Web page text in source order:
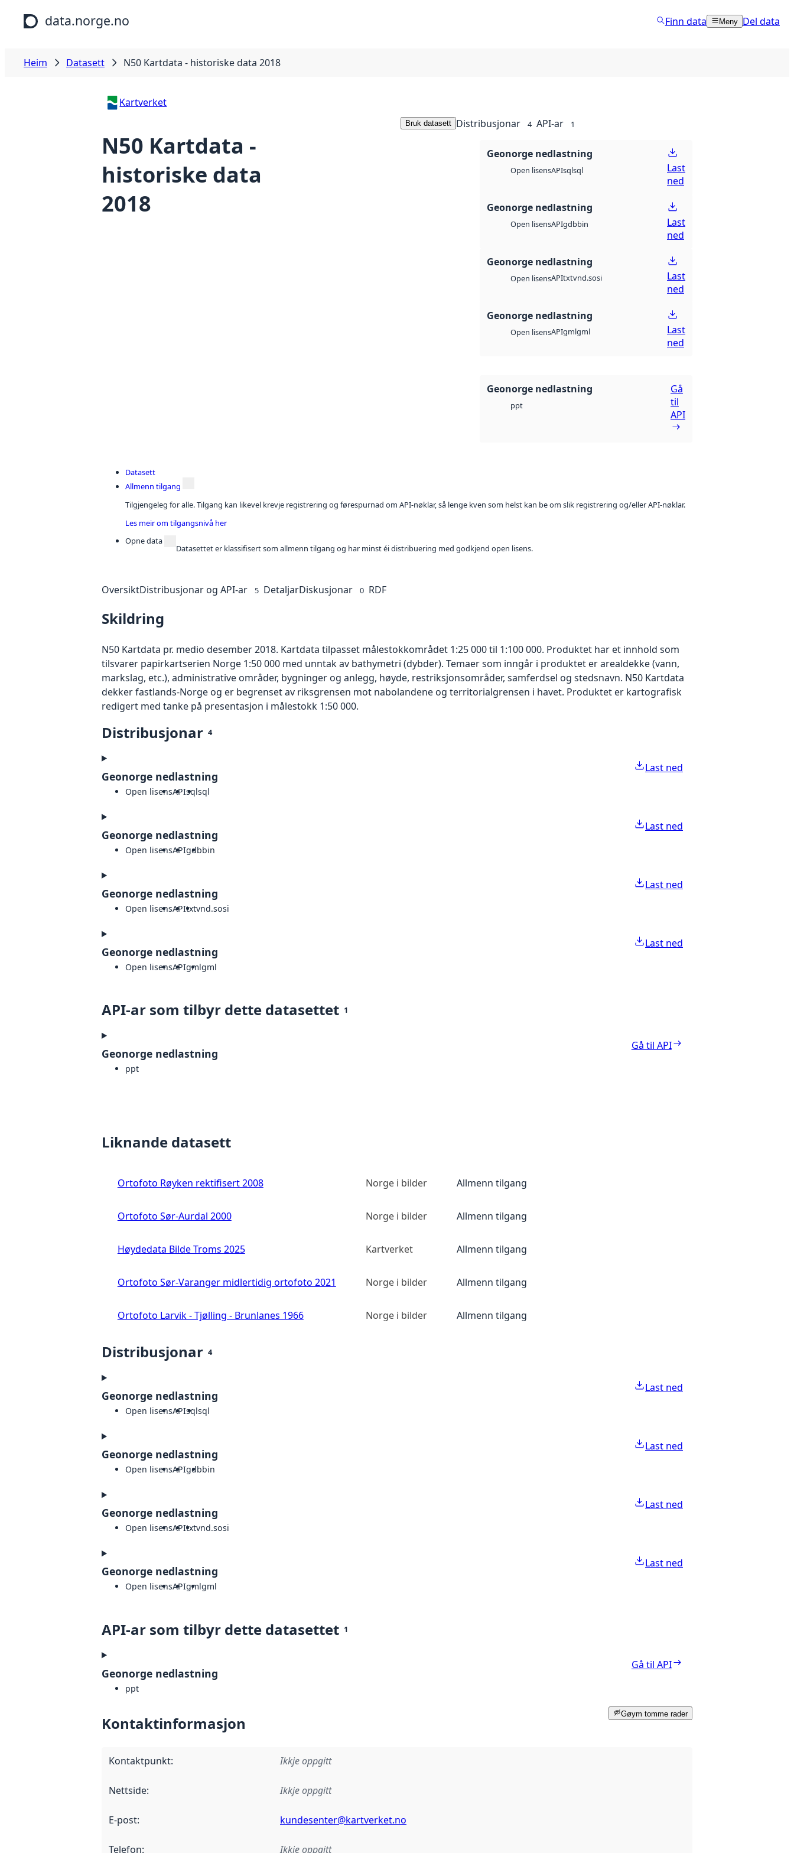
Hopp til hovudinnhald
data.norge.no Finn data Meny Del data
Heim Datasett N50 Kartdata - historiske data 2018
Kartverket
N50 Kartdata -
historiske data
2018
Bruk datasett Distribusjonar 4 API-ar 1
Geonorge nedlastning
Open lisensAPIsqlsql
Last
ned
Geonorge nedlastning
Open lisensAPIgdbbin
Last
ned
Geonorge nedlastning
Open lisensAPItxtvnd.sosi
Last
ned
Geonorge nedlastning
Open lisensAPIgmlgml
Last
ned
Geonorge nedlastning
ppt
Gå
til
API
Datasett
Allmenn tilgang
Tilgjengeleg for alle. Tilgang kan likevel krevje registrering og førespurnad om API-nøklar, så lenge kven som helst kan be om slik registrering og/eller API-nøklar.
Les meir om tilgangsnivå her
Opne data
Datasettet er klassifisert som allmenn tilgang og har minst éi distribuering med godkjend open lisens.
OversiktDistribusjonar og API-ar 5 DetaljarDiskusjonar 0 RDF
Skildring
N50 Kartdata pr. medio desember 2018. Kartdata tilpasset målestokkområdet 1:25 000 til 1:100 000. Produktet har et innhold som
tilsvarer papirkartserien Norge 1:50 000 med unntak av bathymetri (dybder). Temaer som inngår i produktet er arealdekke (vann,
markslag, etc.), administrative områder, bygninger og anlegg, høyde, restriksjonsområder, samferdsel og stedsnavn. N50 Kartdata
dekker fastlands-Norge og er begrenset av riksgrensen mot nabolandene og territorialgrensen i havet. Produktet er kartografisk
redigert med tanke på presentasjon i målestokk 1:50 000.
Distribusjonar 4
Geonorge nedlastning
Open lisensAPIsqlsql
Last ned
Geonorge nedlastning
Open lisensAPIgdbbin
Last ned
Geonorge nedlastning
Open lisensAPItxtvnd.sosi
Last ned
Geonorge nedlastning
Open lisensAPIgmlgml
Last ned
API-ar som tilbyr dette datasettet 1
Geonorge nedlastning
ppt
Gå til API
Liknande datasett
Ortofoto Røyken rektifisert 2008 Norge i bilder Allmenn tilgang
Ortofoto Sør-Aurdal 2000 Norge i bilder Allmenn tilgang
Høydedata Bilde Troms 2025 Kartverket Allmenn tilgang
Ortofoto Sør-Varanger midlertidig ortofoto 2021 Norge i bilder Allmenn tilgang
Ortofoto Larvik - Tjølling - Brunlanes 1966 Norge i bilder Allmenn tilgang
Distribusjonar 4
Geonorge nedlastning
Open lisensAPIsqlsql
Last ned
Geonorge nedlastning
Open lisensAPIgdbbin
Last ned
Geonorge nedlastning
Open lisensAPItxtvnd.sosi
Last ned
Geonorge nedlastning
Open lisensAPIgmlgml
Last ned
API-ar som tilbyr dette datasettet 1
Geonorge nedlastning
ppt
Gå til API
Gøym tomme rader
Kontaktinformasjon
Kontaktpunkt: Ikkje oppgitt
Nettside: Ikkje oppgitt
E-post: kundesenter@kartverket.no
Telefon: Ikkje oppgitt